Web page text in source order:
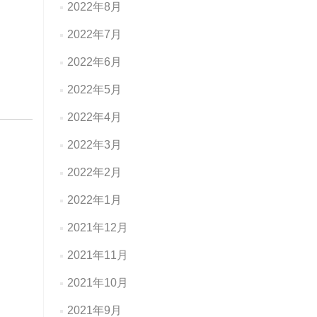
2022年8月
2022年7月
2022年6月
2022年5月
2022年4月
2022年3月
2022年2月
2022年1月
2021年12月
2021年11月
2021年10月
2021年9月